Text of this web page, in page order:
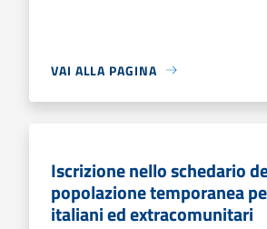
VAI ALLA PAGINA
Iscrizione nello schedario
popolazione temporanea
italiani ed extracomunitari